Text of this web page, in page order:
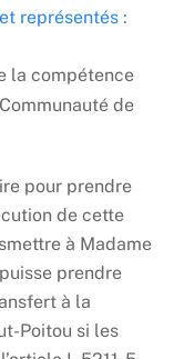
représentés :
la compétence
de
pour prendre
de cette
à Madame
prendre
à la
Poitou si les